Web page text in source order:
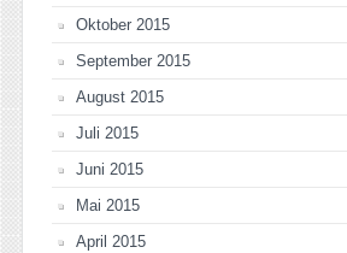
Oktober 2015
September 2015
August 2015
Juli 2015
Juni 2015
Mai 2015
April 2015